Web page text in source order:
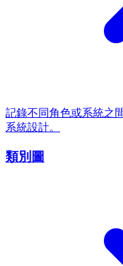
記錄不同角色或系統之
系統設計。
類別圖